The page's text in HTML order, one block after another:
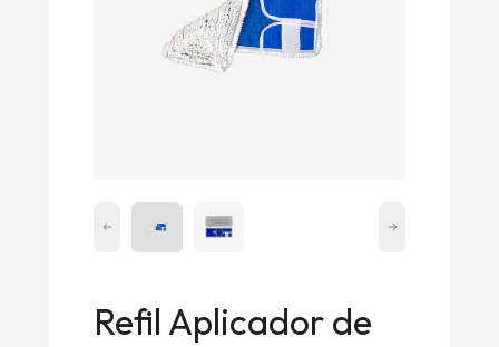
Refil Aplicador de